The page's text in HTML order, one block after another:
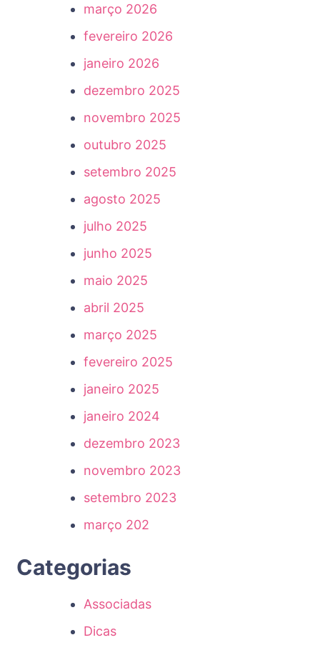
março 2026
fevereiro 2026
janeiro 2026
dezembro 2025
novembro 2025
outubro 2025
setembro 2025
agosto 2025
julho 2025
junho 2025
maio 2025
abril 2025
março 2025
fevereiro 2025
janeiro 2025
janeiro 2024
dezembro 2023
novembro 2023
setembro 2023
março 202
Categorias
Associadas
Dicas